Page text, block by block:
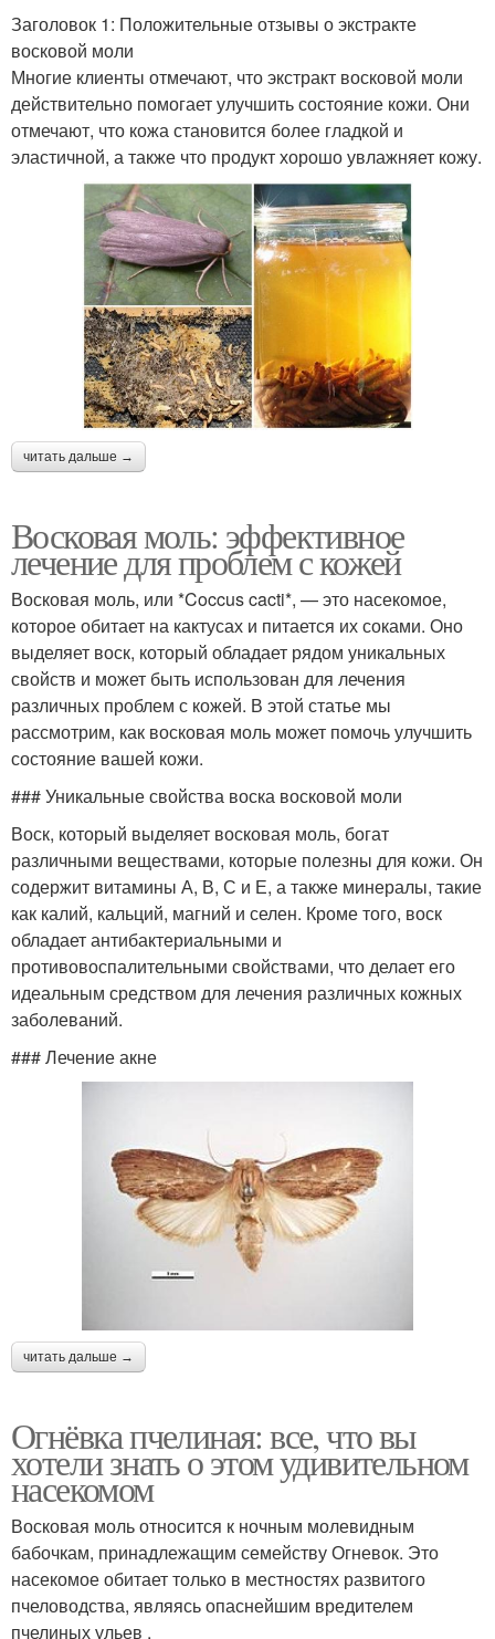
Заголовок 1: Положительные отзывы о экстракте
восковой моли
Многие клиенты отмечают, что экстракт восковой моли
действительно помогает улучшить состояние кожи. Они
отмечают, что кожа становится более гладкой и
эластичной, а также что продукт хорошо увлажняет кожу.
читать дальше →
Восковая моль: эффективное
лечение для проблем с кожей
Восковая моль, или *Coccus cacti*, — это насекомое,
которое обитает на кактусах и питается их соками. Оно
выделяет воск, который обладает рядом уникальных
свойств и может быть использован для лечения
различных проблем с кожей. В этой статье мы
рассмотрим, как восковая моль может помочь улучшить
состояние вашей кожи.
### Уникальные свойства воска восковой моли
Воск, который выделяет восковая моль, богат
различными веществами, которые полезны для кожи. Он
содержит витамины А, В, С и Е, а также минералы, такие
как калий, кальций, магний и селен. Кроме того, воск
обладает антибактериальными и
противовоспалительными свойствами, что делает его
идеальным средством для лечения различных кожных
заболеваний.
### Лечение акне
читать дальше →
Огнёвка пчелиная: все, что вы
хотели знать о этом удивительном
насекомом
Восковая моль относится к ночным молевидным
бабочкам, принадлежащим семейству Огневок. Это
насекомое обитает только в местностях развитого
пчеловодства, являясь опаснейшим вредителем
пчелиных ульев .